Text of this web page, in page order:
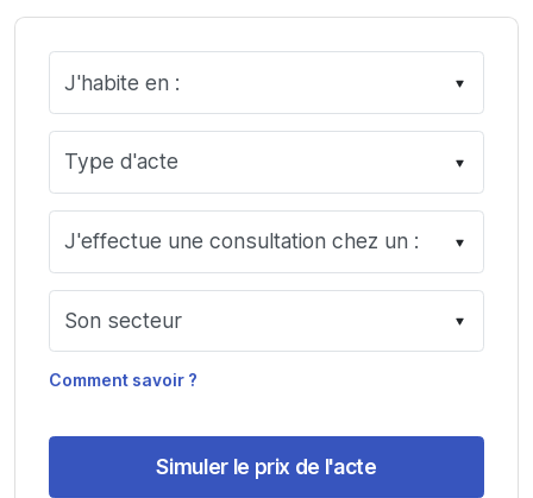
Comment savoir ?
Simuler le prix de l'acte